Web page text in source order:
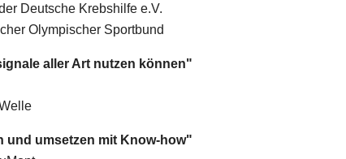
Deutsche Krebshilfe e.V.
Olympischer Sportbund
aller Art nutzen können"
und umsetzen mit Know-how"